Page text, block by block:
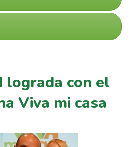
lograda con el
Viva mi casa